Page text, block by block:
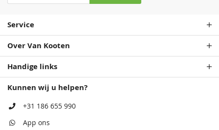
Service
Over Van Kooten
Handige links
Kunnen wij u helpen?
+31 186 655 990
App ons